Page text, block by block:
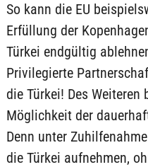
So kann die EU
Erfüllung der
Türkei endgültig
Privilegierte
die Türkei! Des
Möglichkeit der
Denn unter
die Türkei aufnehmen,